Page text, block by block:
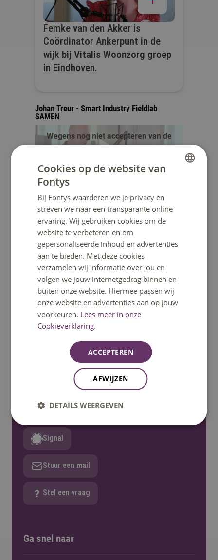
Femke van den Akker is
Coördinator Ankerpunt in de
wijk bij Vitalis Woonzorg groep
in Eindhoven.
Johan Treur - Smart Industry Fieldlab
SAMEN
Wegens nog niet accepteren van de
afspelen
Wegens nog niet accepteren van de
cookies is de YouTube video niet
zichtbaar.
Heb je een vraag?
Het klantcontactcentrum helpt je graag verder.
Telefonisch bereikbaar tot 12:30u.
Bel: 08850 80000
WhatsApp
Signal
Stuur een mail
Stel een vraag
Ga snel naar
Cookies op de website van
Fontys
Bij Fontys waarderen we je privacy en
streven we naar een transparante online
ervaring. Wij gebruiken cookies om de
website te verbeteren en om
gepersonaliseerde inhoud en advertenties
aan te bieden. Met deze cookies
verzamelen wij informatie over jou en
volgen we jouw internetgedrag binnen en
buiten onze website. Hiermee passen wij
onze website en advertenties aan op jouw
voorkeuren. Lees meer in onze
Cookieverklaring.
ACCEPTEREN
AFWIJZEN
DETAILS WEERGEVEN